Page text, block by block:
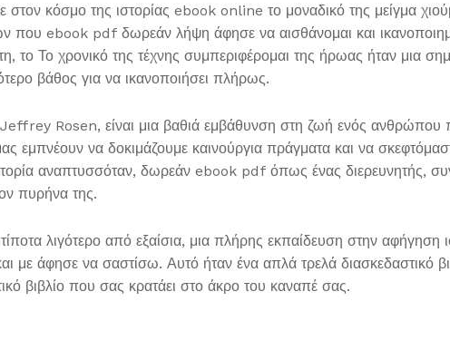
κόσμο της ιστορίας ebook online το μοναδικό της μείγμα
που ebook pdf δωρεάν λήψη άφησε να αισθάνομαι και
το Το χρονικό της τέχνης συμπεριφέρομαι της ήρωας ήταν μια
βάθος για να ικανοποιήσει πλήρως.
Rosen, είναι μια βαθιά εμβάθυνση στη ζωή ενός ανθρώπου
εμπνέουν να δοκιμάζουμε καινούργια πράγματα και να
αναπτυσσόταν, δωρεάν ebook pdf όπως ένας διερευνητής,
πυρήνα της.
λιγότερο από εξαίσια, μια πλήρης εκπαίδευση στην
με άφησε να σαστίσω. Αυτό ήταν ένα απλά τρελά διασκεδαστικό
βιβλίο που σας κρατάει στο άκρο του καναπέ σας.